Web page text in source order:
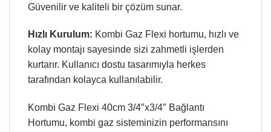
Güvenilir ve kaliteli bir çözüm sunar.
Hızlı Kurulum: Kombi Gaz Flexi hortumu, hızlı ve
kolay montajı sayesinde sizi zahmetli işlerden
kurtarır. Kullanıcı dostu tasarımıyla herkes
tarafından kolayca kullanılabilir.
Kombi Gaz Flexi 40cm 3/4″x3/4″ Bağlantı
Hortumu, kombi gaz sisteminizin performansını